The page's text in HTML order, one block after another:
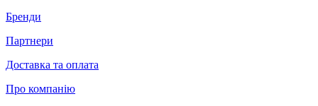
Бренди
Партнери
Доставка та оплата
Про компанію